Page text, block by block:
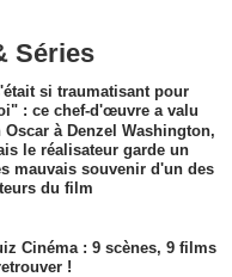
Séries
si traumatisant pour
: ce chef-d'œuvre a valu
Oscar à Denzel Washington,
le réalisateur garde un
mauvais souvenir d'un des
du film
Cinéma : 9 scènes, 9 films
!